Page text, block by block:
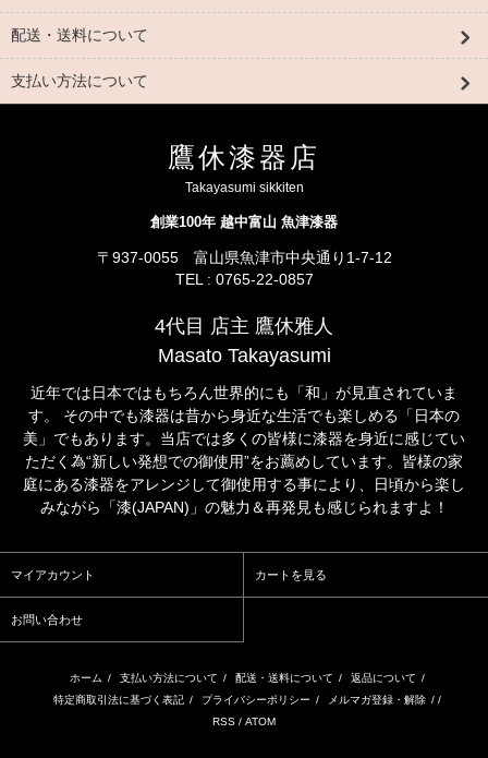
配送・送料について
支払い方法について
鷹休漆器店
Takayasumi sikkiten
創業100年 越中富山 魚津漆器
〒937-0055 富山県魚津市中央通り1-7-12
TEL : 0765-22-0857
4代目 店主 鷹休雅人
Masato Takayasumi
近年では日本ではもちろん世界的にも「和」が見直されていま
す。 その中でも漆器は昔から身近な生活でも楽しめる「日本の
美」でもあります。当店では多くの皆様に漆器を身近に感じてい
ただく為“新しい発想での御使用”をお薦めしています。皆様の家
庭にある漆器をアレンジして御使用する事により、日頃から楽し
みながら「漆(JAPAN)」の魅力＆再発見も感じられますよ！
マイアカウント カートを見る
お問い合わせ
ホーム / 支払い方法について / 配送・送料について / 返品について /
特定商取引法に基づく表記 / プライバシーポリシー / メルマガ登録・解除 / /
RSS / ATOM